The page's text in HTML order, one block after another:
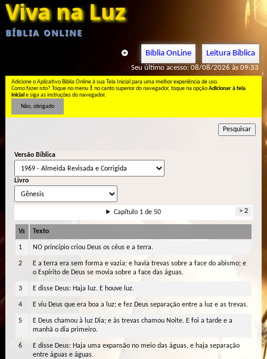
Viva na Luz
BÍBLIA ONLINE
Bíblia OnLine Leitura Bíblica
Seu último acesso: 08/08/2026 às 09:33
Adicione o Aplicativo Biblia Online à sua Tela Inicial para uma melhor experiência de uso.
Como fazer isto? Toque no menu
no canto superior do navegador, toque na opção Adicionar à tela
inicial e siga as instruções do navegador.
Não, obrigado
Pesquisar
Versão Bíblica
Livro
Capítulo 1 de 50 > 2
Vs Texto
1 NO princípio criou Deus os céus e a terra.
2
E a terra era sem forma e vazia; e havia trevas sobre a face do abismo; e
o Espírito de Deus se movia sobre a face das águas.
3 E disse Deus: Haja luz. E houve luz.
4 E viu Deus que era boa a luz; e fez Deus separação entre a luz e as trevas.
5
E Deus chamou à luz Dia; e às trevas chamou Noite. E foi a tarde e a
manhã o dia primeiro.
6
E disse Deus: Haja uma expansão no meio das águas, e haja separação
entre águas e águas.